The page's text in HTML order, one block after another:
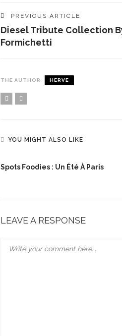
PREVIOUS ARTICLE
Diesel Tribute Collection
Formichetti
THE AUTHOR HERVE
YOU MIGHT ALSO LIKE
Spots Foodies : Un Été À Paris
LEAVE A RESPONSE